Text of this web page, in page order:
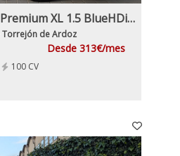
Citroen Berlingo Premium XL 1.5 BlueHDi 100Cv Etiqueta C IVA Garantía Incl Nacional
Torrejón de Ardoz
Desde 313€/mes
100 CV